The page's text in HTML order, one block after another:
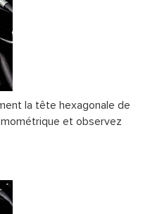
la tête hexagonale de
et observez